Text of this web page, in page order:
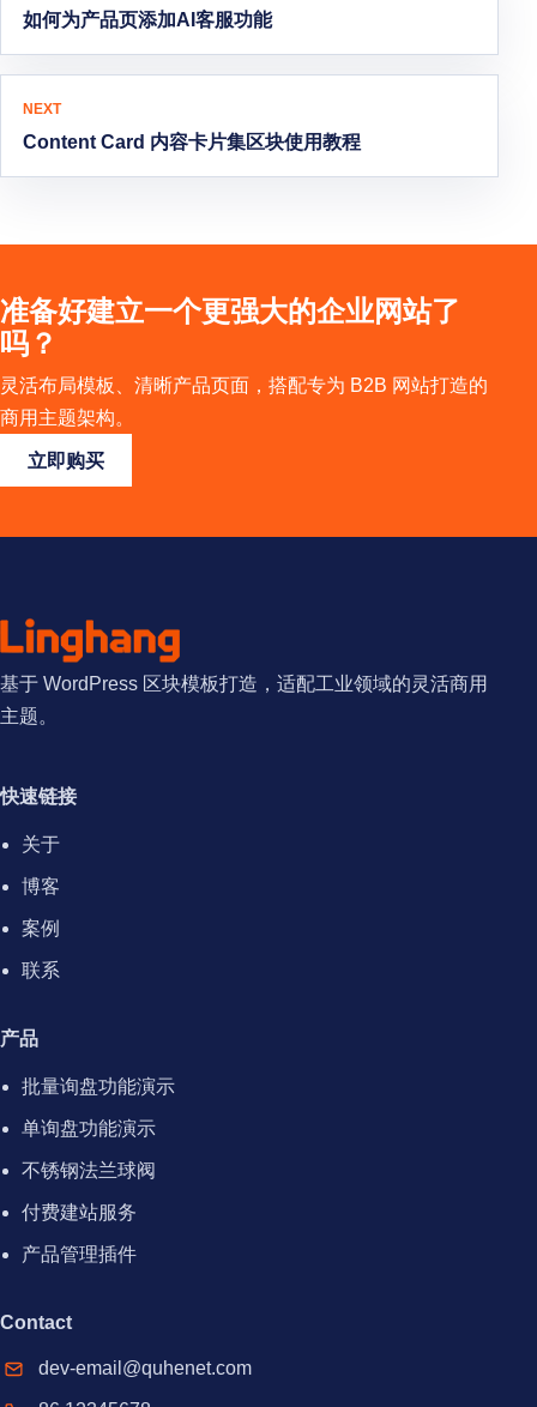
如何为产品页添加AI客服功能
NEXT
Content Card 内容卡片集区块使用教程
准备好建立一个更强大的企业网站了
吗？
灵活布局模板、清晰产品页面，搭配专为 B2B 网站打造的
商用主题架构。
立即购买
基于 WordPress 区块模板打造，适配工业领域的灵活商用
主题。
快速链接
关于
博客
案例
联系
产品
批量询盘功能演示
单询盘功能演示
不锈钢法兰球阀
付费建站服务
产品管理插件
Contact
dev-email@quhenet.com